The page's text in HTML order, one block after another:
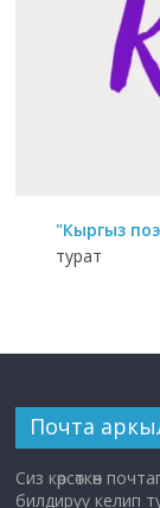
"Кыргыз
турат
Почта
Сиз көрсөткөн
билдирүү келип